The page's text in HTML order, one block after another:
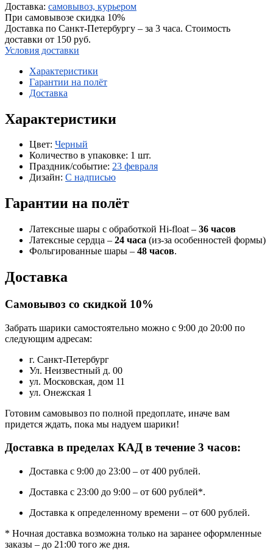
Доставка: самовывоз, курьером
При самовывозе скидка 10%
Доставка по Санкт-Петербургу – за 3 часа. Стоимость
доставки от 150 руб.
Условия доставки
Характеристики
Гарантии на полёт
Доставка
Характеристики
Цвет: Черный
Количество в упаковке: 1 шт.
Праздник/событие: 23 февраля
Дизайн: С надписью
Гарантии на полёт
Латексные шары с обработкой Hi-float – 36 часов
Латексные сердца – 24 часа (из-за особенностей формы)
Фольгированные шары – 48 часов.
Доставка
Самовывоз со скидкой 10%
Забрать шарики самостоятельно можно с 9:00 до 20:00 по
следующим адресам:
г. Санкт-Петербург
Ул. Неизвестный д. 00
ул. Московская, дом 11
ул. Онежская 1
Готовим самовывоз по полной предоплате, иначе вам
придется ждать, пока мы надуем шарики!
Доставка в пределах КАД в течение 3 часов:
Доставка с 9:00 до 23:00 – от 400 рублей.
Доставка с 23:00 до 9:00 – от 600 рублей*.
Доставка к определенному времени – от 600 рублей.
* Ночная доставка возможна только на заранее оформленные
заказы – до 21:00 того же дня.